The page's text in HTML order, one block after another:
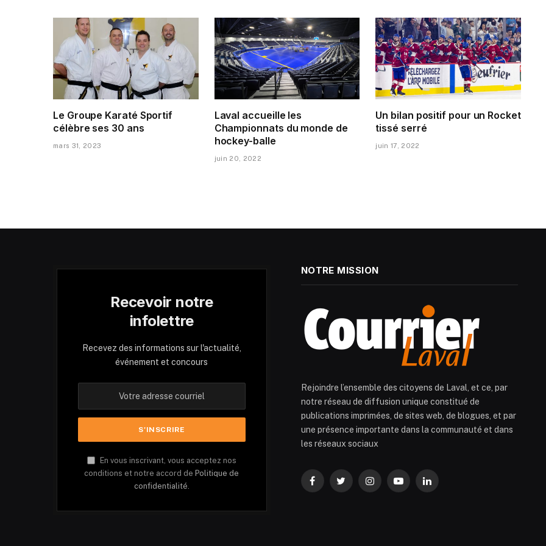
Le Groupe Karaté Sportif
célèbre ses 30 ans
mars 31, 2023
Laval accueille les
Championnats du monde de
hockey-balle
juin 20, 2022
Un bilan positif pour un Rocket
tissé serré
juin 17, 2022
Recevoir notre
infolettre
Recevez des informations sur l'actualité,
événement et concours
En vous inscrivant, vous acceptez nos
conditions et notre accord de Politique de
confidentialité.
NOTRE MISSION
Rejoindre l’ensemble des citoyens de Laval, et ce, par
notre réseau de diffusion unique constitué de
publications imprimées, de sites web, de blogues, et par
une présence importante dans la communauté et dans
les réseaux sociaux
FacebookTwitterInstagramYouTubeLinkedIn